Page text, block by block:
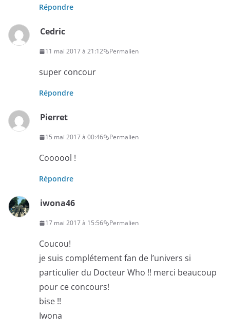
Répondre
Cedric
11 mai 2017 à 21:12 Permalien
super concour
Répondre
Pierret
15 mai 2017 à 00:46 Permalien
Coooool !
Répondre
iwona46
17 mai 2017 à 15:56 Permalien
Coucou!
je suis complétement fan de l’univers si
particulier du Docteur Who !! merci beaucoup
pour ce concours!
bise !!
Iwona